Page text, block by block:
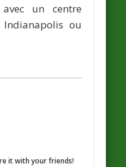
un centre
ou
it with your friends!